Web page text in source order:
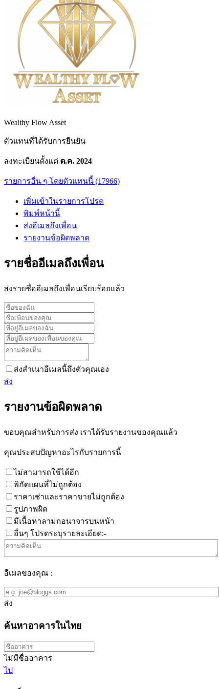
Wealthy Flow Asset
ตัวแทนที่ได้รับการยืนยัน
ลงทะเบียนตั้งแต่ ต.ค. 2024
รายการอื่น ๆ โดยตัวแทนนี้ (17966)
เพิ่มเข้าในรายการโปรด
พิมพ์หน้านี้
ส่งอีเมลถึงเพื่อน
รายงานข้อผิดพลาด
รายชื่ออีเมลถึงเพื่อน
ส่งรายชื่ออีเมลถึงเพื่อนเรียบร้อยแล้ว
ส่งสำเนาอีเมลนี้ถึงตัวคุณเอง
ส่ง
รายงานข้อผิดพลาด
ขอบคุณสำหรับการส่ง เราได้รับรายงานของคุณแล้ว
คุณประสบปัญหาอะไรกับรายการนี้
ไม่สามารถใช้ได้อีก
พิกัดแผนที่ไม่ถูกต้อง
ราคาเช่าและราคาขายไม่ถูกต้อง
รูปภาพผิด
มีเนื้อหาลามกอนาจารบนหน้า
อื่นๆ โปรดระบุรายละเอียด:-
อีเมลของคุณ :
ส่ง
ค้นหาอาคารในไทย
ไม่มีชื่ออาคาร
ไป